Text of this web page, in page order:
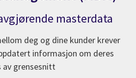
masterdata
deg og dine kunder krever
informasjon om deres
grensesnitt